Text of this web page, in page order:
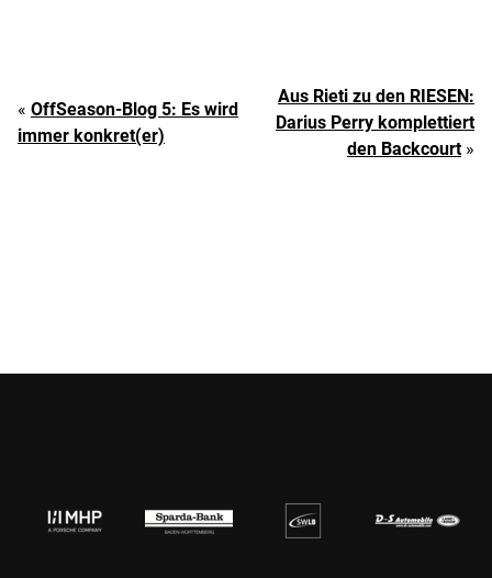
« OffSeason-Blog 5: Es wird
immer konkret(er)
Aus Rieti zu den RIESEN:
Darius Perry komplettiert
den Backcourt»